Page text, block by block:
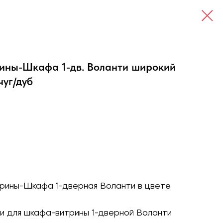
Шкафа 1-дв. Воланти широкий
дуб
Шкафа 1-дверная Воланти в цвете
для шкафа-витрины 1-дверной Воланти